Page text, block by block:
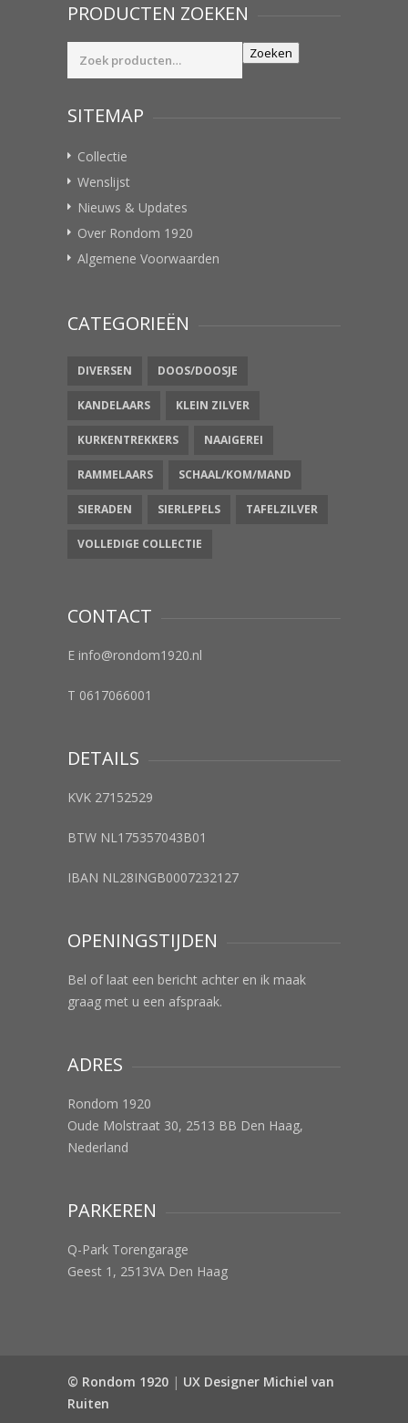
PRODUCTEN ZOEKEN
Zoeken
Zoeken
SITEMAP
Collectie
Wenslijst
Nieuws & Updates
Over Rondom 1920
Algemene Voorwaarden
CATEGORIEËN
DIVERSEN DOOS/DOOSJE
KANDELAARS KLEIN ZILVER
KURKENTREKKERS NAAIGEREI
RAMMELAARS SCHAAL/KOM/MAND
SIERADEN SIERLEPELS TAFELZILVER
VOLLEDIGE COLLECTIE
CONTACT
E info@rondom1920.nl
T 0617066001
DETAILS
KVK 27152529
BTW NL175357043B01
IBAN NL28INGB0007232127
OPENINGSTIJDEN
Bel of laat een bericht achter en ik maak
graag met u een afspraak.
ADRES
Rondom 1920
Oude Molstraat 30, 2513 BB Den Haag,
Nederland
PARKEREN
Q-Park Torengarage
Geest 1, 2513VA Den Haag
© Rondom 1920 | UX Designer Michiel van
Ruiten